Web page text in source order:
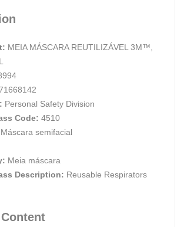
MEIA MÁSCARA REUTILIZÁVEL 3M™,
Personal Safety Division
Code: 4510
Máscara semifacial
Meia máscara
Description: Reusable Respirators